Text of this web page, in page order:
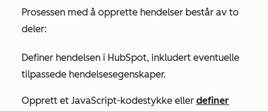
Prosessen med å opprette hendelser består av to
deler:
Definer hendelsen i HubSpot, inkludert eventuelle
tilpassede hendelsesegenskaper.
Opprett et JavaScript-kodestykke eller definer